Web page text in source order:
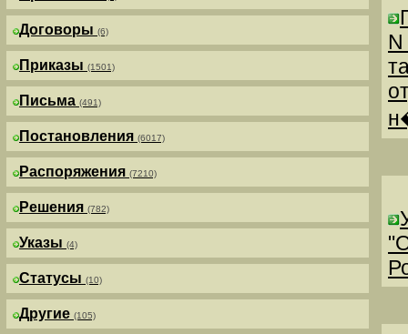
Договоры (6)
Приказы (1501)
Письма (491)
Постановления (6017)
Распоряжения (7210)
Решения (782)
Указы (4)
Статусы (10)
Другие (105)